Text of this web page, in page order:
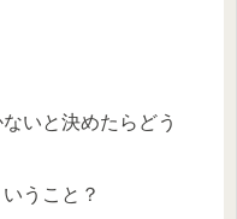
いと決めたらどう
うこと？